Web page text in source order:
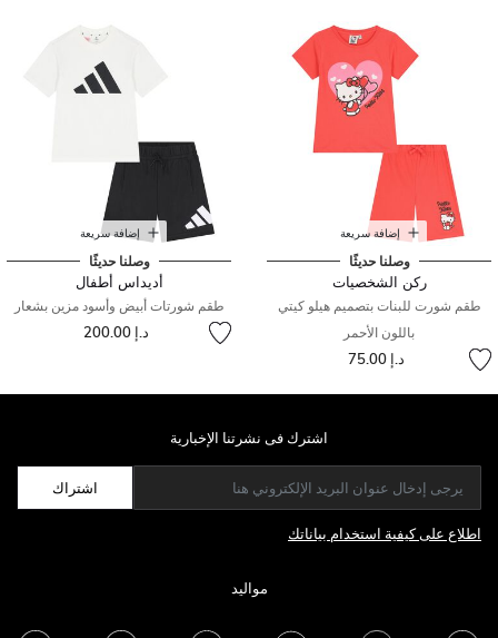
إضافة سريعة
وصلنا حديثًا
ركن الشخصيات
طقم شورت للبنات بتصميم هيلو كيتي
باللون الأحمر
د.إ 75.00
إضافة سريعة
وصلنا حديثًا
أديداس أطفال
طقم شورتات أبيض وأسود مزين بشعار
د.إ 200.00
اشترك فى نشرتنا الإخبارية
اشتراك
اطلاع على كيفية استخدام بياناتك
مواليد